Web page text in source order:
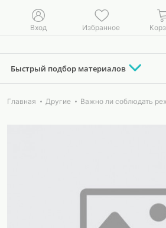
Вход Избранное
Быстрый подбор материалов
Главная Другие Важно ли соблюдать